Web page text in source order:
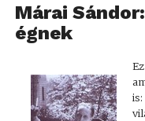
Márai
égnek